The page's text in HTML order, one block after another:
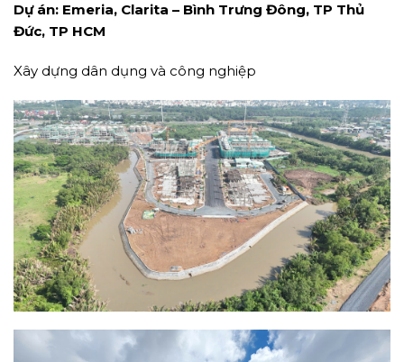
Dự án: Emeria, Clarita – Bình Trưng Đông, TP Thủ
Đức, TP HCM
Xây dựng dân dụng và công nghiệp